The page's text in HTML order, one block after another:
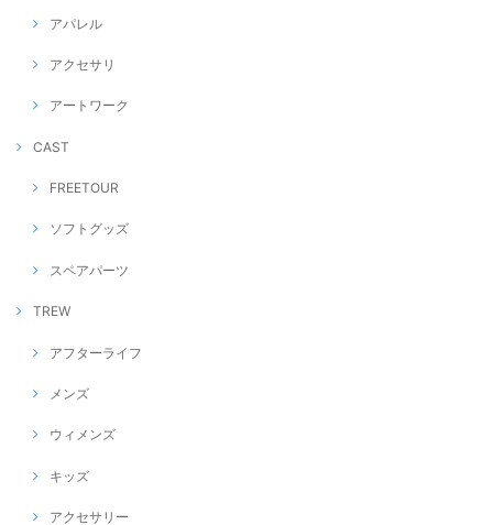
アパレル
アクセサリ
アートワーク
CAST
FREETOUR
ソフトグッズ
スペアパーツ
TREW
アフターライフ
メンズ
ウィメンズ
キッズ
アクセサリー